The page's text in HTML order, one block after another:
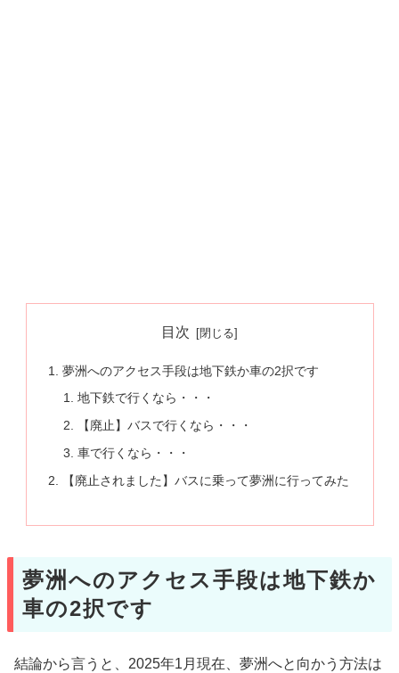
目次
夢洲へのアクセス手段は地下鉄か車の2択です
地下鉄で行くなら・・・
【廃止】バスで行くなら・・・
車で行くなら・・・
【廃止されました】バスに乗って夢洲に行ってみた
夢洲へのアクセス手段は地下鉄か
車の2択です
結論から言うと、2025年1月現在、夢洲へと向かう方法は